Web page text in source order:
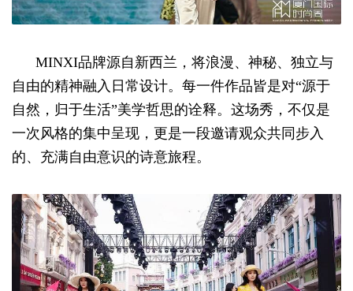
MINXI品牌源自新西兰，将浪漫、神秘、独立与
自由的精神融入日常设计。每一件作品皆是对“源于
自然，归于生活”美学哲思的诠释。这场秀，不仅是
一次风格的集中呈现，更是一段邀请观众共同步入
的、充满自由意识的诗意旅程。